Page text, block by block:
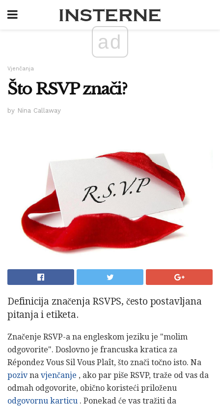
ad
Vjenčanja
Što RSVP znači?
by Nina Callaway
Definicija značenja RSVPS, često postavljana
pitanja i etiketa.
Značenje RSVP-a na engleskom jeziku je "molim
odgovorite". Doslovno je francuska kratica za
Répondez Vous Sil Vous Plaît, što znači točno isto. Na
pozivna vjenčanje , ako par piše RSVP, traže od vas da
odmah odgovorite, obično koristeći priloženu
odgovornu karticu . Ponekad će vas tražiti da